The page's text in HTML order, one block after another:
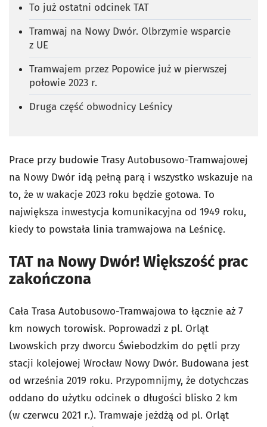
To już ostatni odcinek TAT
Tramwaj na Nowy Dwór. Olbrzymie wsparcie
z UE
Tramwajem przez Popowice już w pierwszej
połowie 2023 r.
Druga część obwodnicy Leśnicy
Prace przy budowie Trasy Autobusowo-Tramwajowej
na Nowy Dwór idą pełną parą i wszystko wskazuje na
to, że w wakacje 2023 roku będzie gotowa. To
największa inwestycja komunikacyjna od 1949 roku,
kiedy to powstała linia tramwajowa na Leśnicę.
TAT na Nowy Dwór! Większość prac
zakończona
Cała Trasa Autobusowo-Tramwajowa to łącznie aż 7
km nowych torowisk. Poprowadzi z pl. Orląt
Lwowskich przy dworcu Świebodzkim do pętli przy
stacji kolejowej Wrocław Nowy Dwór. Budowana jest
od września 2019 roku. Przypomnijmy, że dotychczas
oddano do użytku odcinek o długości blisko 2 km
(w czerwcu 2021 r.). Tramwaje jeżdżą od pl. Orląt